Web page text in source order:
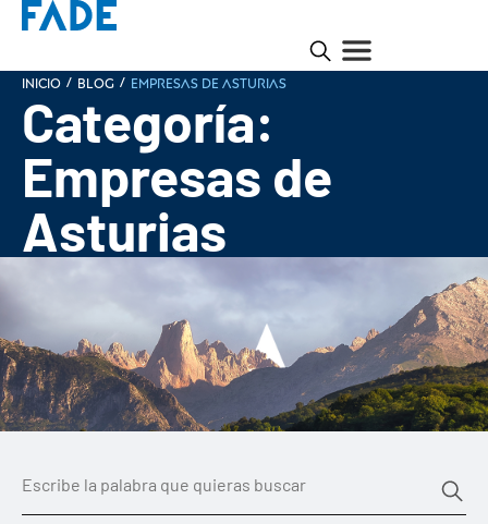
INICIO / Blog / Empresas de Asturias
Categoría:
Empresas de
Asturias